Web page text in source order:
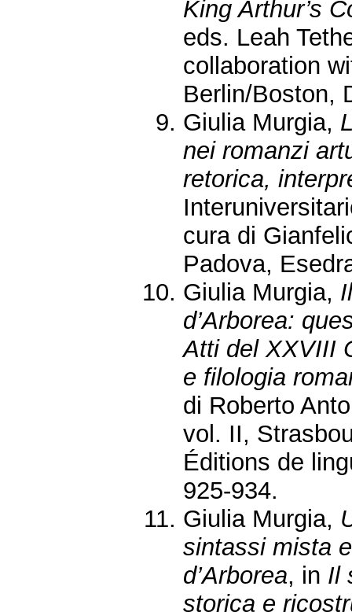
King Arthur’s
eds. Leah
collaboration
Berlin/Boston,
Giulia Murgia,
nei romanzi
retorica,
cura di
Padova,
Giulia Murgia,
d’Arborea:
Atti del XXVIII
e filologia
di Roberto
vol. II,
Éditions de
925-934.
Giulia Murgia,
sintassi mista
d’Arborea, in Il
storica e